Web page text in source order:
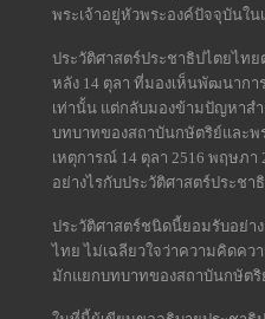
พระเจ้าอยู่หัวพระองค์ปัจจุบันใ
ประวัติศาสตร์ประชาธิปไตยไท
หลัง 14 ตุลา ที่มองเห็นพัฒนากา
เท่านั้น แต่กลับมองข้ามปัญหาส
บทบาทของสถาบันกษัตริย์และพ
เหตุการณ์ 14 ตุลา 2516 พฤษภา
อย่างไรกับประวัติศาสตร์ประชา
ประวัติศาสตร์ชนิดนี้ยอมรับอย่า
ไทย ไม่เฉลียวใจว่าความคิดคว
มักแยกบทบาทของสถาบันกษัตริ